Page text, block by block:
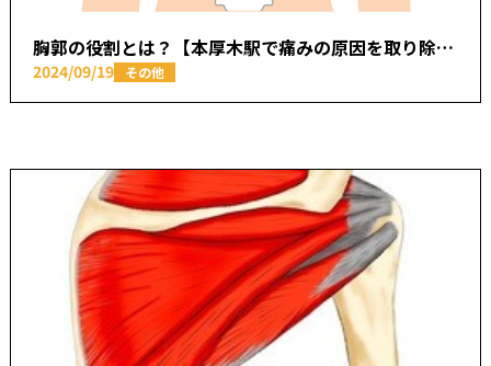
胸郭の役割とは？【本厚木駅で痛みの原因を取り除く あかつき整骨院】
2024/09/19 その他